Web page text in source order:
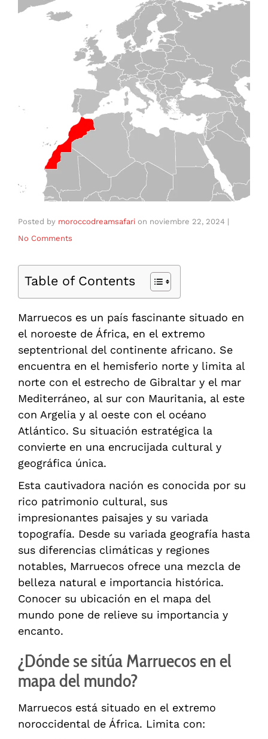
Posted by moroccodreamsafari on noviembre 22, 2024 |
No Comments
Table of Contents
Marruecos es un país fascinante situado en
el noroeste de África, en el extremo
septentrional del continente africano. Se
encuentra en el hemisferio norte y limita al
norte con el estrecho de Gibraltar y el mar
Mediterráneo, al sur con Mauritania, al este
con Argelia y al oeste con el océano
Atlántico. Su situación estratégica la
convierte en una encrucijada cultural y
geográfica única.
Esta cautivadora nación es conocida por su
rico patrimonio cultural, sus
impresionantes paisajes y su variada
topografía. Desde su variada geografía hasta
sus diferencias climáticas y regiones
notables, Marruecos ofrece una mezcla de
belleza natural e importancia histórica.
Conocer su ubicación en el mapa del
mundo pone de relieve su importancia y
encanto.
¿Dónde se sitúa Marruecos en el
mapa del mundo?
Marruecos está situado en el extremo
noroccidental de África. Limita con: